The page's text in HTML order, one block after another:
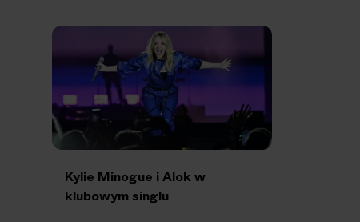
Kylie Minogue i Alok w
klubowym singlu